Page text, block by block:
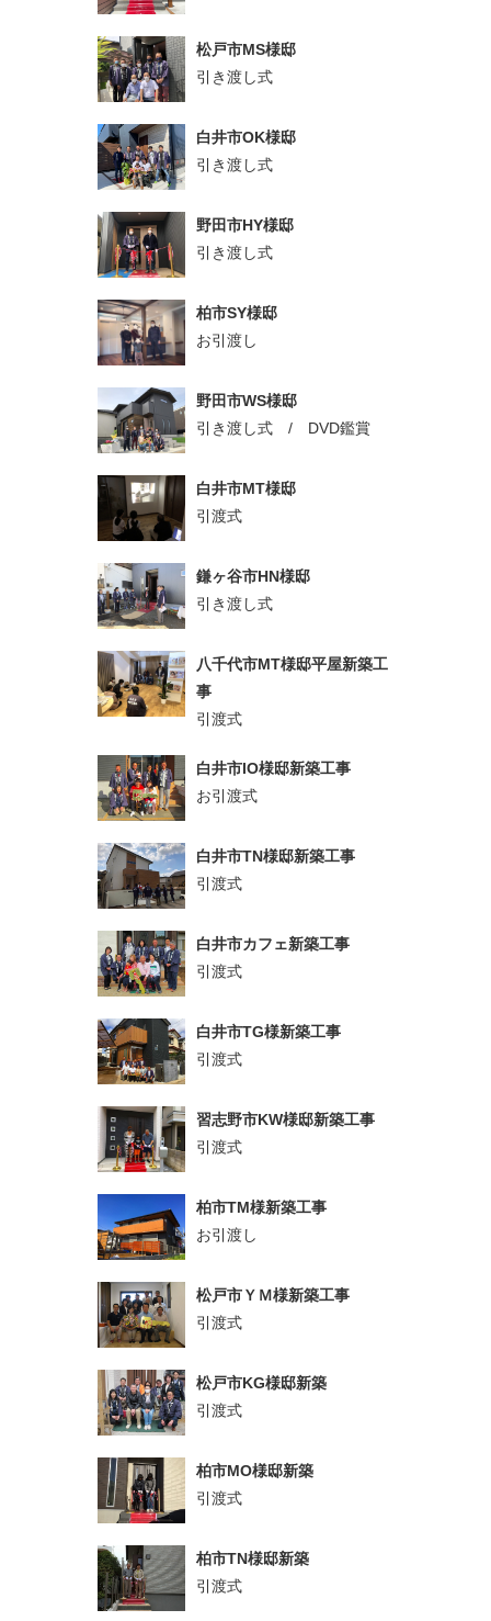
松戸市MS様邸
引き渡し式
白井市OK様邸
引き渡し式
野田市HY様邸
引き渡し式
柏市SY様邸
お引渡し
野田市WS様邸
引き渡し式 / DVD鑑賞
白井市MT様邸
引渡式
鎌ヶ谷市HN様邸
引き渡し式
八千代市MT様邸平屋新築工
事
引渡式
白井市IO様邸新築工事
お引渡式
白井市TN様邸新築工事
引渡式
白井市カフェ新築工事
引渡式
白井市TG様新築工事
引渡式
習志野市KW様邸新築工事
引渡式
柏市TM様新築工事
お引渡し
松戸市ＹＭ様新築工事
引渡式
松戸市KG様邸新築
引渡式
柏市MO様邸新築
引渡式
柏市TN様邸新築
引渡式